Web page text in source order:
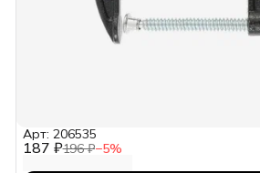
187 ₽196 ₽−5%
Арт: 206535